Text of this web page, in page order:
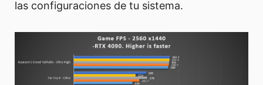
las configuraciones de tu sistema.